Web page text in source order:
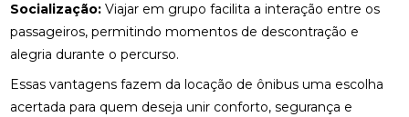
Socialização: Viajar em grupo facilita a interação entre os
passageiros, permitindo momentos de descontração e
alegria durante o percurso.
Essas vantagens fazem da locação de ônibus uma escolha
acertada para quem deseja unir conforto, segurança e